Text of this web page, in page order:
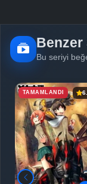
Benzer
Bu seriyi
TAMAMLANDI